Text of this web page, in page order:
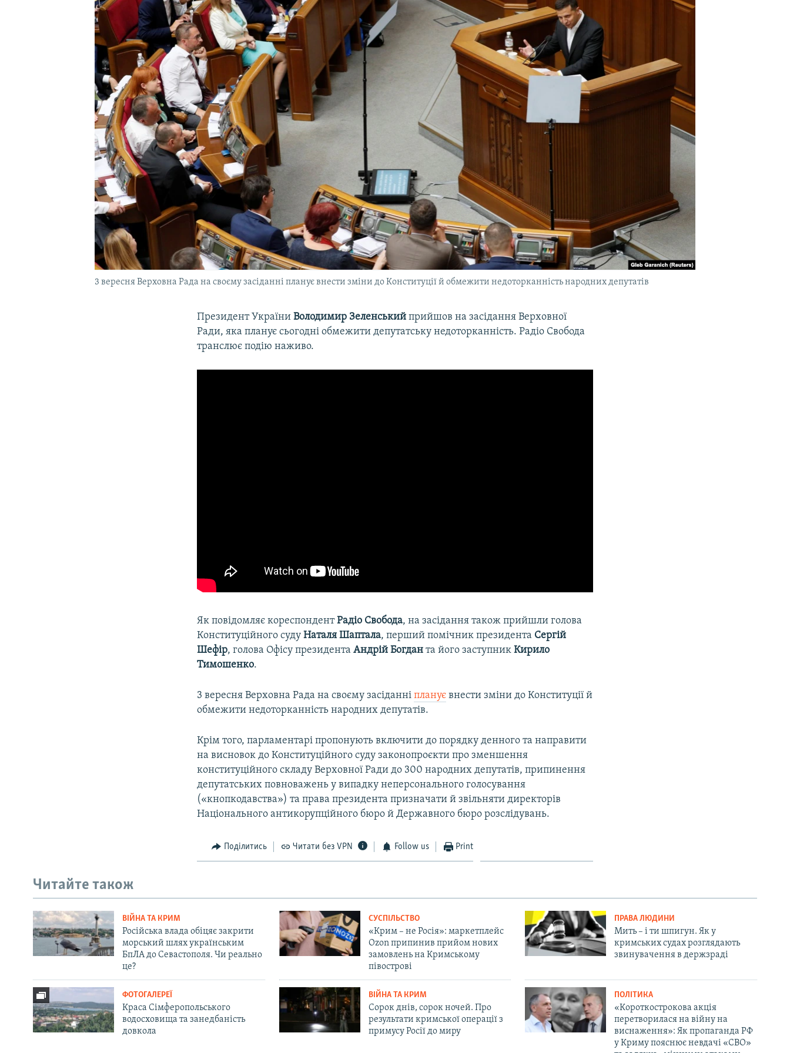
УКРАЇНСЬКА ПРОБЛЕМА КРИМУ
3 вересня Верховна Рада на своєму засіданні планує внести зміни до Конституції й обмежити недоторканність народних депутатів
Президент УкраїниВолодимир Зеленський прийшов на засідання Верховної
Ради, яка планує сьогодні обмежити депутатську недоторканність. Радіо Свобода
транслює подію наживо.
Як повідомляє кореспондентРадіо Свобода, на засідання також прийшли голова
Конституційного судуНаталя Шаптала, перший помічник президента Сергій
Шефір, голова Офісу президентаАндрій Богдан та його заступникКирило
Тимошенко.
3 вересня Верховна Рада на своєму засіданніпланує внести зміни до Конституції й
обмежити недоторканність народних депутатів.
Крім того, парламентарі пропонують включити до порядку денного та направити
на висновок до Конституційного суду законопроєкти про зменшення
конституційного складу Верховної Ради до 300 народних депутатів, припинення
депутатських повноважень у випадку неперсонального голосування
(«кнопкодавства») та права президента призначати й звільняти директорів
Національного антикорупційного бюро й Державного бюро розслідувань.
Поділитись Читати без VPN Follow us Print
Читайте також
ВІЙНА ТА КРИМ
Російська влада обіцяє закрити
морський шлях українським
БпЛА до Севастополя. Чи реально
це?
СУСПІЛЬСТВО
«Крим – не Росія»: маркетплейс
Ozon припинив прийом нових
замовлень на Кримському
півострові
ПРАВА ЛЮДИНИ
Мить – і ти шпигун. Як у
кримських судах розглядають
звинувачення в держзраді
ФОТОГАЛЕРЕЇ
Краса Сімферопольського
водосховища та занедбаність
довкола
ВІЙНА ТА КРИМ
Сорок днів, сорок ночей. Про
результати кримської операції з
примусу Росії до миру
ПОЛІТИКА
«Короткострокова акція
перетворилася на війну на
виснаження»: Як пропаганда РФ
у Криму пояснює невдачі «СВО»